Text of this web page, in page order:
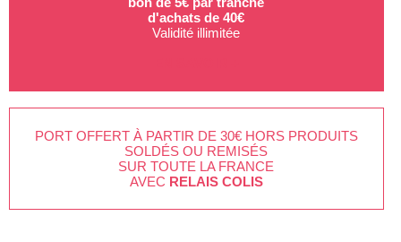
d'achats de 40€
Validité illimitée
PORT OFFERT À PARTIR DE 30€ HORS PRODUITS
SOLDÉS OU REMISÉS
SUR TOUTE LA FRANCE
AVEC RELAIS COLIS